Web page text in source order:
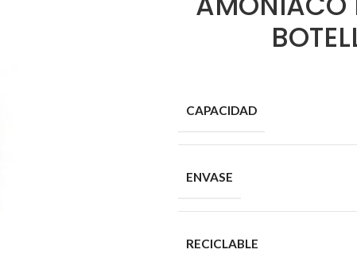
CAPACIDAD
ENVASE
RECICLABLE